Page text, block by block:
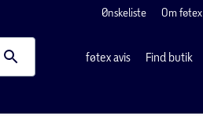
Ønskeliste Om føtex
føtex avis Find butik